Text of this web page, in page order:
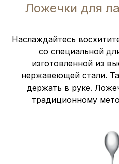
Ложечки для
Наслаждайтесь
со специальной
изготовленной из
нержавеющей стали.
держать в руке.
традиционному